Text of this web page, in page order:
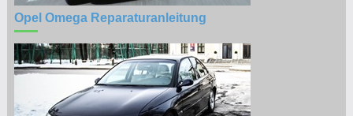
Opel Omega Reparaturanleitung